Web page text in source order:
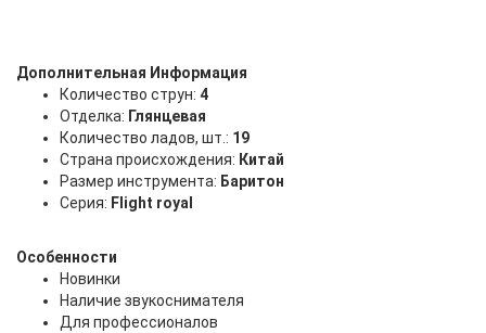
Дополнительная Информация
Количество струн: 4
Отделка: Глянцевая
Количество ладов, шт.: 19
Страна происхождения: Китай
Размер инструмента: Баритон
Серия: Flight royal
Особенности
Новинки
Наличие звукоснимателя
Для профессионалов